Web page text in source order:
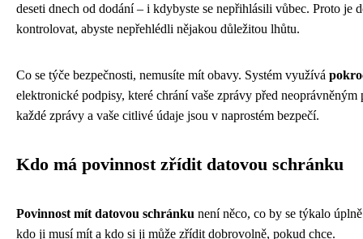
deseti dnech od dodání – i kdybyste se nepřihlásili vůbec. Proto je
kontrolovat, abyste nepřehlédli nějakou důležitou lhůtu.
Co se týče bezpečnosti, nemusíte mít obavy. Systém využívá
elektronické podpisy, které chrání vaše zprávy před neoprávněným
každé zprávy a vaše citlivé údaje jsou v naprostém bezpečí.
Kdo má povinnost zřídit datovou schránku
Povinnost mít datovou schránku není něco, co by se týkalo
kdo ji musí mít a kdo si ji může zřídit dobrovolně, pokud chce.